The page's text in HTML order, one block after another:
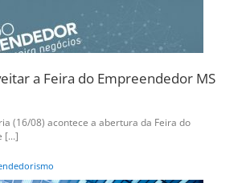
a Feira do Empreendedor MS
(16/08) acontece a abertura da Feira do
[...]